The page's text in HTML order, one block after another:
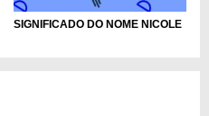
SIGNIFICADO DO NOME NICOLE